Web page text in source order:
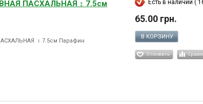
ПАСХАЛЬНАЯ ↕ 7.5см
↕ 7.5см Парафин
Есть в наличии (
65.00 грн.
В КОРЗИНУ